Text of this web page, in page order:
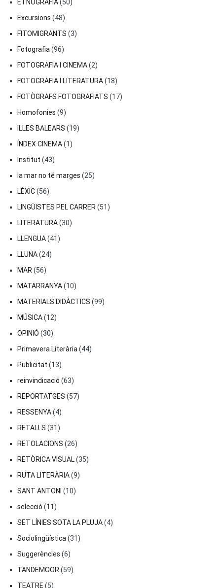
ETNOGRAFIA(50)
Excursions (48)
FITOMIGRANTS (3)
Fotografia (96)
FOTOGRAFIA I CINEMA(2)
FOTOGRAFIA I LITERATURA(18)
FOTÒGRAFS FOTOGRAFIATS (17)
Homofonies (9)
ILLES BALEARS (19)
ÍNDEX CINEMA(1)
Institut (43)
la mar no té marges (25)
LÈXIC(56)
LINGÜISTES PEL CARRER (51)
LITERATURA(30)
LLENGUA(41)
LLUNA(24)
MAR (56)
MATARRANYA(10)
MATERIALS DIDÀCTICS (99)
MÚSICA(12)
OPINIÓ (30)
Primavera Literària (44)
Publicitat (13)
reinvindicació (63)
REPORTATGES (57)
RESSENYA(4)
RETALLS (31)
RETOLACIONS (26)
RETÒRICA VISUAL(35)
RUTA LITERÀRIA(9)
SANT ANTONI (10)
selecció (11)
SET LÍNIES SOTA LA PLUJA(4)
Sociolingüística (31)
Suggerències (6)
TANDEMOOR (59)
TEATRE (5)